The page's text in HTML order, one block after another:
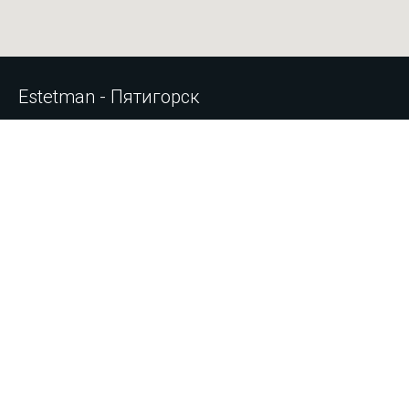
Estetman - Пятигорск